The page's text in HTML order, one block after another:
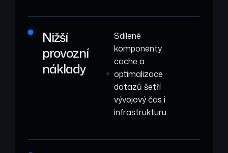
Nižší
provozní
náklady
Sdílené
komponenty,
cache a
optimalizace
dotazů šetří
vývojový čas i
infrastrukturu.